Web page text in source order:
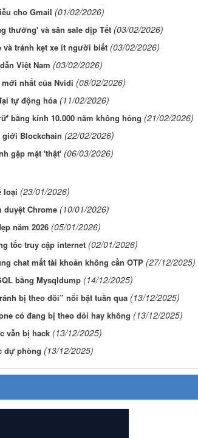
cho Gmail (01/02/2026)
thưởng' và săn sale dịp Tết (03/02/2026)
tránh kẹt xe ít người biết (03/02/2026)
Việt Nam (03/02/2026)
nhất của Nvidi (08/02/2026)
tự động hóa (11/02/2026)
bằng kính 10.000 năm không hỏng (21/02/2026)
giới Blockchain (22/02/2026)
gặp mặt 'thật' (06/03/2026)
loại (23/01/2026)
Chrome (10/01/2026)
năm 2026 (05/01/2026)
tốc truy cập internet (02/01/2026)
chat mất tài khoản không cần OTP (27/12/2025)
bằng Mysqldump (14/12/2025)
bị theo dõi” nổi bật tuần qua (13/12/2025)
có đang bị theo dõi hay không (13/12/2025)
vẫn bị hack (13/12/2025)
dự phòng (13/12/2025)